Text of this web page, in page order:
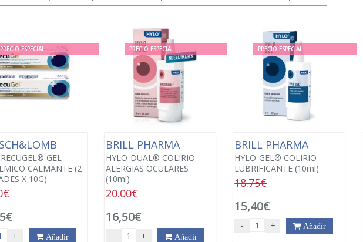
PRECIO ESPECIAL
GEL
CALMANTE (2
X 10G)
+ Añadir
PRECIO ESPECIAL
BRILL PHARMA
HYLO-DUAL® COLIRIO
ALERGIAS OCULARES
(10ml)
20.00€
16,50€
- + Añadir
PRECIO ESPECIAL
BRILL PHARMA
HYLO-GEL® COLIRIO
LUBRIFICANTE (10ml)
18.75€
15,40€
- + Añadir